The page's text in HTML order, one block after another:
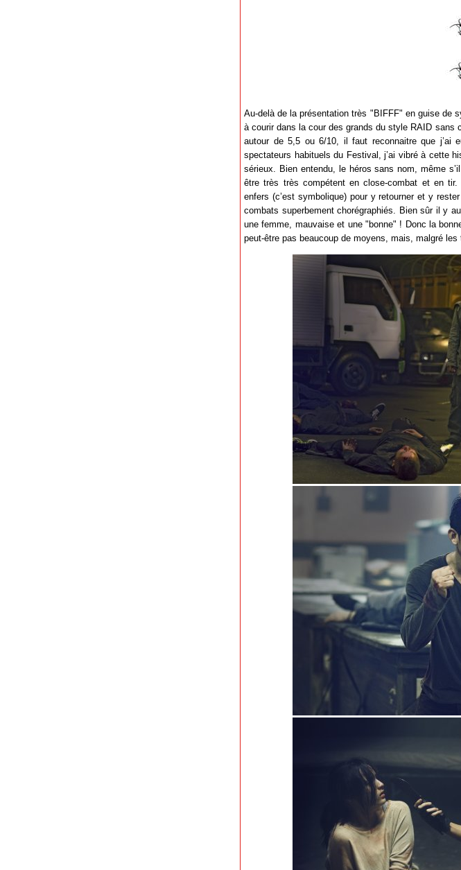
Au-delà de la présentation très "BIFFF" en guise de
à courir dans la cour des grands du style RAID sans
autour de 5,5 ou 6/10, il faut reconnaitre que j’ai
spectateurs habituels du Festival, j’ai vibré à cette
sérieux. Bien entendu, le héros sans nom, même
être très très compétent en close-combat et en
enfers (c’est symbolique) pour y retourner et y
combats superbement chorégraphiés. Bien sûr il y
une femme, mauvaise et une "bonne" ! Donc la
peut-être pas beaucoup de moyens, mais, malgré